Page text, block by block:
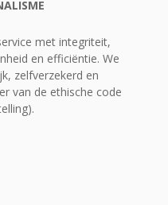
met integriteit,
en efficiëntie. We
zelfverzekerd en
van de ethische code